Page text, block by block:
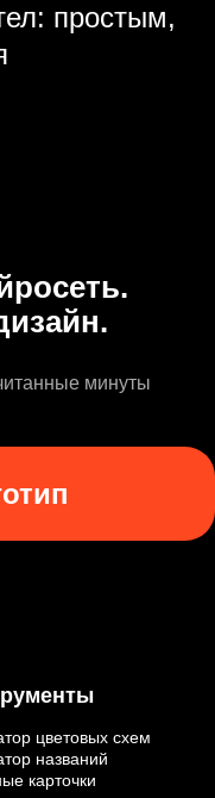
простым,
минуты
цветовых схем
названий
карточки